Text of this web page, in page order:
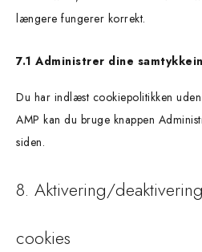
længere fungerer korrekt.
7.1 Administrer dine
Du har indlæst cookiepolitikken uden
AMP kan du bruge knappen
siden.
8. Aktivering/
cookies